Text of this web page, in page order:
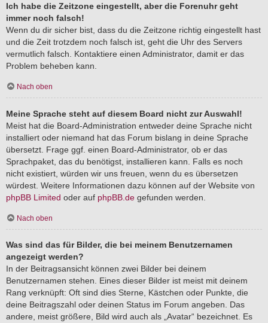
Ich habe die Zeitzone eingestellt, aber die Forenuhr geht
immer noch falsch!
Wenn du dir sicher bist, dass du die Zeitzone richtig eingestellt hast
und die Zeit trotzdem noch falsch ist, geht die Uhr des Servers
vermutlich falsch. Kontaktiere einen Administrator, damit er das
Problem beheben kann.
Nach oben
Meine Sprache steht auf diesem Board nicht zur Auswahl!
Meist hat die Board-Administration entweder deine Sprache nicht
installiert oder niemand hat das Forum bislang in deine Sprache
übersetzt. Frage ggf. einen Board-Administrator, ob er das
Sprachpaket, das du benötigst, installieren kann. Falls es noch
nicht existiert, würden wir uns freuen, wenn du es übersetzen
würdest. Weitere Informationen dazu können auf der Website von
phpBB Limited oder auf phpBB.de gefunden werden.
Nach oben
Was sind das für Bilder, die bei meinem Benutzernamen
angezeigt werden?
In der Beitragsansicht können zwei Bilder bei deinem
Benutzernamen stehen. Eines dieser Bilder ist meist mit deinem
Rang verknüpft: Oft sind dies Sterne, Kästchen oder Punkte, die
deine Beitragszahl oder deinen Status im Forum angeben. Das
andere, meist größere, Bild wird auch als „Avatar“ bezeichnet. Es